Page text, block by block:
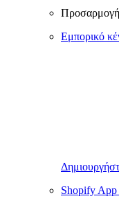
Εμπορικό
Shopify App